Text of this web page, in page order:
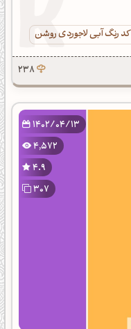
کد رنگ آبی لاجوردی روشن
238
1402/04/13
4,572
4.9
307